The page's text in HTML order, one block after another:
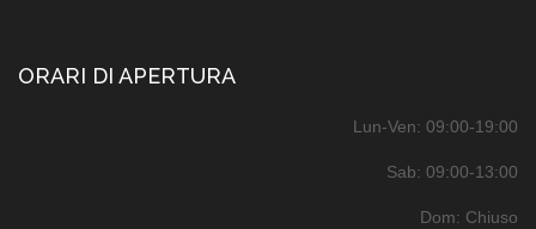
ORARI DI APERTURA
Lun-Ven: 09:00-19:00
Sab: 09:00-13:00
Dom: Chiuso